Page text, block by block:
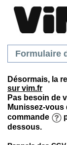
Formulaire
Désormais, la
sur vim.fr
Pas besoin de
Munissez-vous
commande
dessous.